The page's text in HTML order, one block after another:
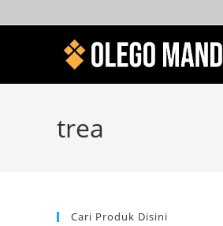
trea
Cari Produk Disini